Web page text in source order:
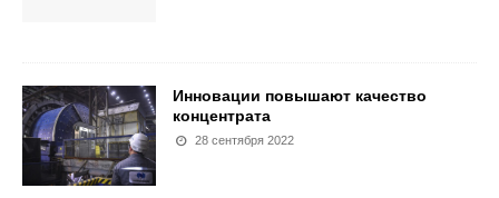
Инновации повышают качество
концентрата
28 сентября 2022